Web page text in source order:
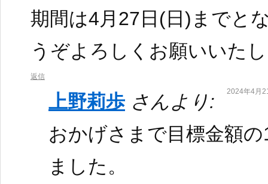
期間は4月27日(日)までと
うぞよろしくお願いいた
返信
上野莉歩 さんより: 2024年4月
おかげさまで目標金額
ました。